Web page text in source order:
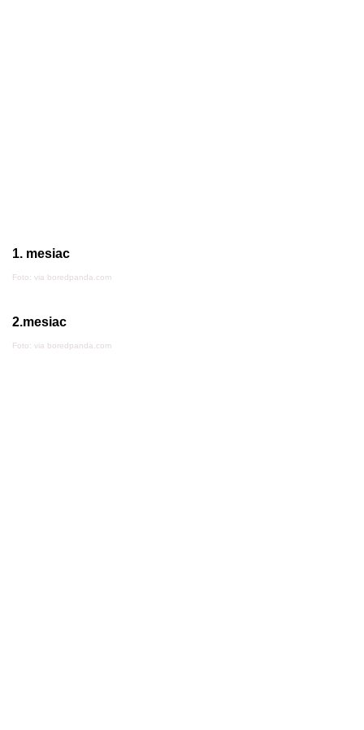
1. mesiac
Foto: via boredpanda.com
2.mesiac
Foto: via boredpanda.com